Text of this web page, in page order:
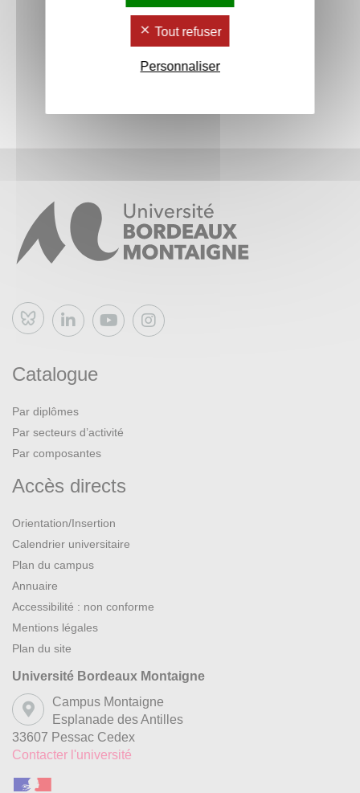
Bluesky
Catalogue
Par diplômes
Par secteurs d’activité
Par composantes
Accès directs
Orientation/Insertion
Calendrier universitaire
Plan du campus
Annuaire
Accessibilité : non conforme
Mentions légales
Plan du site
Université Bordeaux Montaigne
Campus Montaigne
Esplanade des Antilles
33607 Pessac Cedex
Contacter l'université
Tout refuser
Personnaliser